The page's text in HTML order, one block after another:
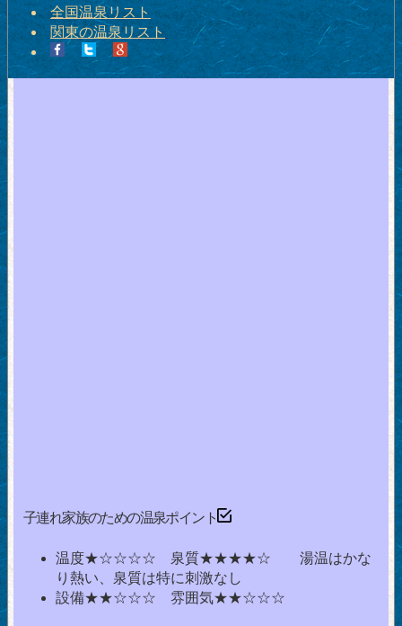
全国温泉リスト
関東の温泉リスト
子連れ家族のための温泉ポイント
温度★☆☆☆☆ 泉質★★★★☆ 湯温はかな
り熱い、泉質は特に刺激なし
設備★★☆☆☆ 雰囲気★★☆☆☆